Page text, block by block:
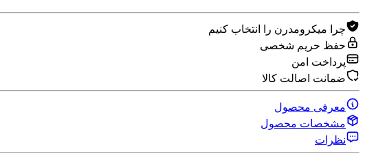
چرا میکرومدرن را انتخاب کنیم
حفظ حریم شخصی
پرداخت امن
ضمانت اصالت کالا
معرفی محصول
مشخصات محصول
نظرات